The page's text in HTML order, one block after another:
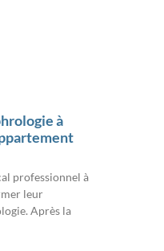
à
professionnel à
leur
Après la